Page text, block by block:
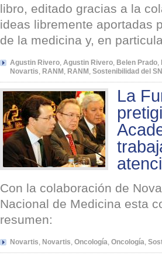
libro, editado gracias a la
ideas libremente aportadas
de la medicina y, en
Agustin Rivero Agustin Rivero Belen Prado
Novartis RANM RANM Sostenibilidad del
La
Con la colaboración de
Nacional de Medicina esta
resumen:
Novartis Novartis Oncología Oncología